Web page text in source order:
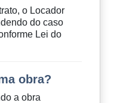
o Locador
do caso
Lei do
obra?
a obra